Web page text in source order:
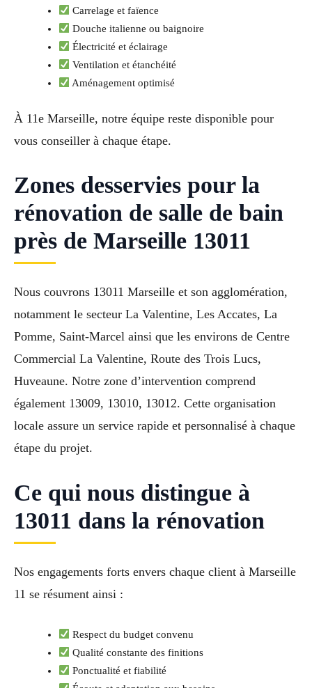
Carrelage et faïence
Douche italienne ou baignoire
Électricité et éclairage
Ventilation et étanchéité
Aménagement optimisé
À 11e Marseille, notre équipe reste disponible pour
vous conseiller à chaque étape.
Zones desservies pour la
rénovation de salle de bain
près de Marseille 13011
Nous couvrons 13011 Marseille et son agglomération,
notamment le secteur La Valentine, Les Accates, La
Pomme, Saint-Marcel ainsi que les environs de Centre
Commercial La Valentine, Route des Trois Lucs,
Huveaune. Notre zone d’intervention comprend
également 13009, 13010, 13012. Cette organisation
locale assure un service rapide et personnalisé à chaque
étape du projet.
Ce qui nous distingue à
13011 dans la rénovation
Nos engagements forts envers chaque client à Marseille
11 se résument ainsi :
Respect du budget convenu
Qualité constante des finitions
Ponctualité et fiabilité